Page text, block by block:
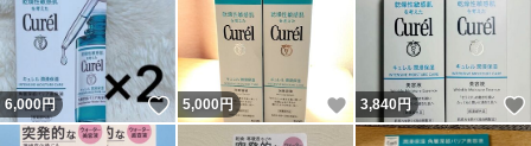
6,000円 いいね！
5,000 円 いいね！
3,840 円